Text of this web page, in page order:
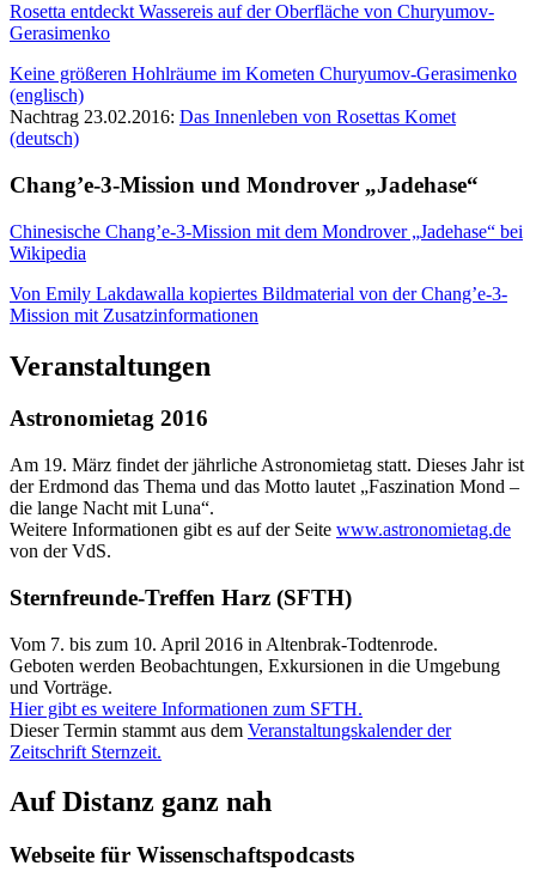
Rosetta entdeckt Wassereis auf der Oberfläche von Churyumov-
Gerasimenko
Keine größeren Hohlräume im Kometen Churyumov-Gerasimenko
(englisch)
Nachtrag 23.02.2016: Das Innenleben von Rosettas Komet
(deutsch)
Chang’e-3-Mission und Mondrover „Jadehase“
Chinesische Chang’e-3-Mission mit dem Mondrover „Jadehase“ bei
Wikipedia
Von Emily Lakdawalla kopiertes Bildmaterial von der Chang’e-3-
Mission mit Zusatzinformationen
Veranstaltungen
Astronomietag 2016
Am 19. März findet der jährliche Astronomietag statt. Dieses Jahr ist
der Erdmond das Thema und das Motto lautet „Faszination Mond –
die lange Nacht mit Luna“.
Weitere Informationen gibt es auf der Seite www.astronomietag.de
von der VdS.
Sternfreunde-Treffen Harz (SFTH)
Vom 7. bis zum 10. April 2016 in Altenbrak-Todtenrode.
Geboten werden Beobachtungen, Exkursionen in die Umgebung
und Vorträge.
Hier gibt es weitere Informationen zum SFTH.
Dieser Termin stammt aus dem Veranstaltungskalender der
Zeitschrift Sternzeit.
Auf Distanz ganz nah
Webseite für Wissenschaftspodcasts